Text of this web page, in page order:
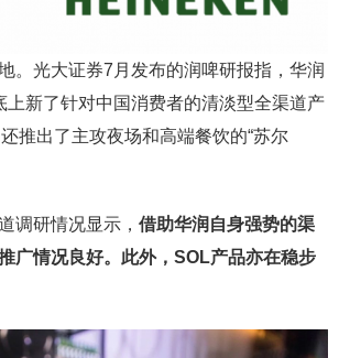
。光大证券7月发布的润啤研报指，华润
上新了针对中国消费者的清淡型全渠道产
推出了主攻夜场和高端餐饮的“苏尔
调研情况显示， 借助华润自身强势的渠
广情况良好。此外，SOL产品亦在稳步